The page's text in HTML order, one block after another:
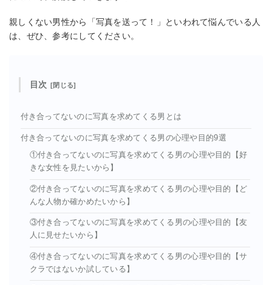
親しくない男性から「写真を送って！」といわれて悩んでいる人
は、ぜひ、参考にしてください。
目次
付き合ってないのに写真を求めてくる男とは
付き合ってないのに写真を求めてくる男の心理や目的9選
①付き合ってないのに写真を求めてくる男の心理や目的【好
きな女性を見たいから】
②付き合ってないのに写真を求めてくる男の心理や目的【ど
んな人物か確かめたいから】
③付き合ってないのに写真を求めてくる男の心理や目的【友
人に見せたいから】
④付き合ってないのに写真を求めてくる男の心理や目的【サ
クラではないか試している】